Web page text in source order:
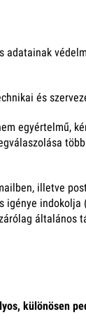
és
egyértelmű,
illetve
különösen